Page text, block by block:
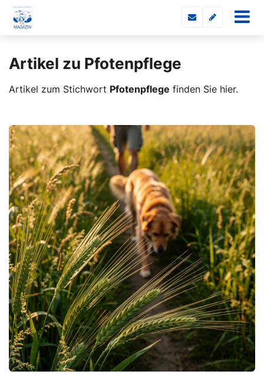
Artikel zu Pfotenpflege
Artikel zum Stichwort Pfotenpflege finden Sie hier.